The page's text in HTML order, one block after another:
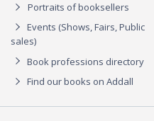
Portraits of booksellers
Events (Shows, Fairs, Public
sales)
Book professions directory
Find our books on Addall